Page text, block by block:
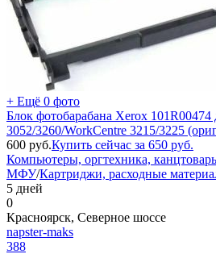
+ Ещё 0 фото
Блок фотобарабана Xerox 101R00474
3052/3260/WorkCentre 3215/3225
600 руб.Купить сейчас за 650 руб.
Компьютеры, оргтехника,
МФУ/Картриджи, расходные
5 дней
0
Красноярск, Северное шоссе
napster-maks
388